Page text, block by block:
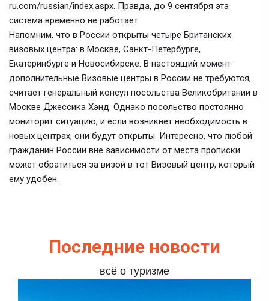
ru.com/russian/index.aspx. Правда, до 9 сентября эта
система временно не работает.
Напомним, что в России открыты четыре Британских
визовых центра: в Москве, Санкт-Петербурге,
Екатеринбурге и Новосибирске. В настоящий момент
дополнительные Визовые центры в России не требуются,
считает генеральный консул посольства Великобритании в
Москве Джессика Хэнд. Однако посольство постоянно
мониторит ситуацию, и если возникнет необходимость в
новых центрах, они будут открыты. Интересно, что любой
гражданин России вне зависимости от места прописки
может обратиться за визой в тот Визовый центр, который
ему удобен.
Последние новости
всё о туризме